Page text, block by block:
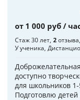
от 1 000 руб /
Стаж 30 лет 2отзыва
У ученика
доступно
для школьников 1-
Подготовлю